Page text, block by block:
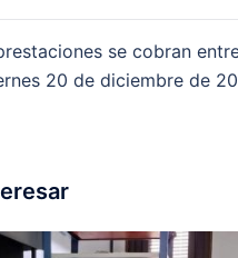
se cobran
20 de diciembre de